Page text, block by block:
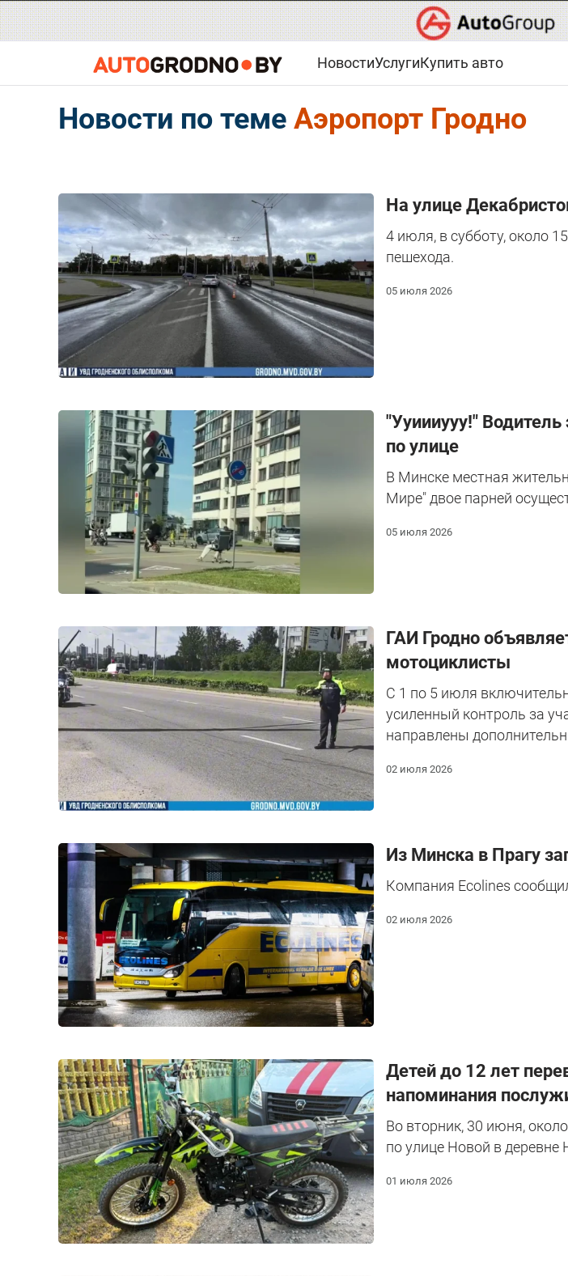
НовостиУслугиКупить авто
Новости по теме Аэропорт Гродно
На улице
4 июля, в субботу, около
пешехода.
05 июля 2026
"Ууиииууу!"
по улице
В Минске местная
Мире" двое парней
05 июля 2026
ГАИ Гродно
мотоциклисты
С 1 по 5 июля
усиленный контроль за
направлены
02 июля 2026
Из Минска в Прагу
Компания Ecolines
02 июля 2026
Детей до 12 лет
напоминания
Во вторник, 30 июня,
по улице Новой в деревне
01 июля 2026